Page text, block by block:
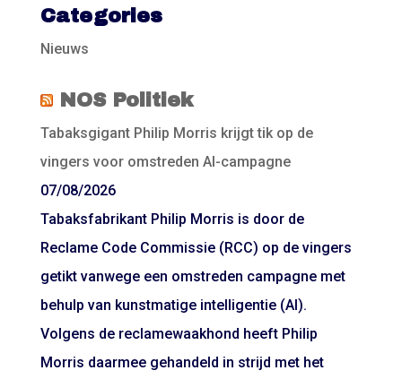
Categories
Nieuws
NOS Politiek
Tabaksgigant Philip Morris krijgt tik op de
vingers voor omstreden AI-campagne
07/08/2026
Tabaksfabrikant Philip Morris is door de
Reclame Code Commissie (RCC) op de vingers
getikt vanwege een omstreden campagne met
behulp van kunstmatige intelligentie (AI).
Volgens de reclamewaakhond heeft Philip
Morris daarmee gehandeld in strijd met het